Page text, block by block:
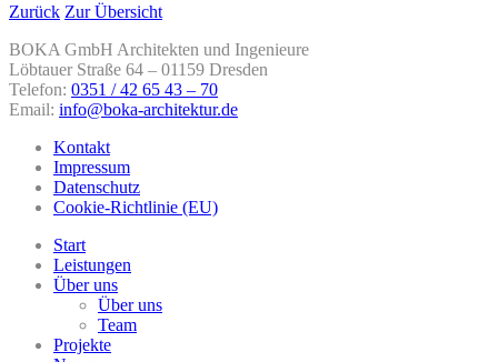
Zurück Zur Übersicht
BOKA GmbH Architekten und Ingenieure
Löbtauer Straße 64 – 01159 Dresden
Telefon: 0351 / 42 65 43 – 70
Email: info@boka-architektur.de
Kontakt
Impressum
Datenschutz
Cookie-Richtlinie (EU)
Start
Leistungen
Über uns
Über uns
Team
Projekte